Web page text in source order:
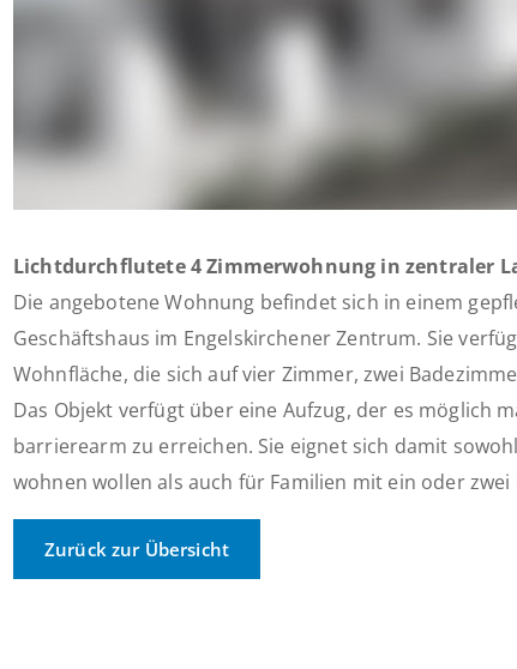
Lichtdurchflutete 4 Zimmerwohnung in zentraler
Die angebotene Wohnung befindet sich in einem
Geschäftshaus im Engelskirchener Zentrum. Sie
Wohnfläche, die sich auf vier Zimmer, zwei
Das Objekt verfügt über eine Aufzug, der es möglich
barrierearm zu erreichen. Sie eignet sich damit
wohnen wollen als auch für Familien mit ein oder zwei
Zurück zur Übersicht